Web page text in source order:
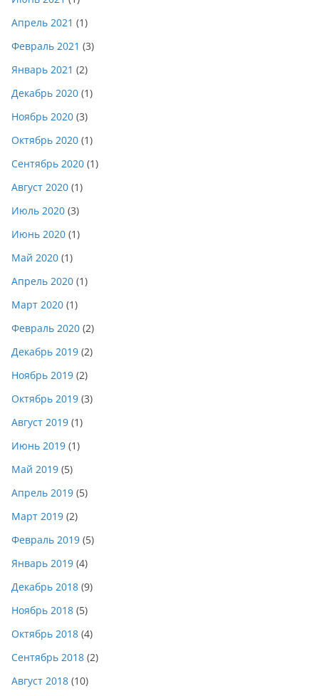
Апрель 2021 (1)
Февраль 2021 (3)
Январь 2021 (2)
Декабрь 2020 (1)
Ноябрь 2020 (3)
Октябрь 2020 (1)
Сентябрь 2020 (1)
Август 2020 (1)
Июль 2020 (3)
Июнь 2020 (1)
Май 2020 (1)
Апрель 2020 (1)
Март 2020 (1)
Февраль 2020 (2)
Декабрь 2019 (2)
Ноябрь 2019 (2)
Октябрь 2019 (3)
Август 2019 (1)
Июнь 2019 (1)
Май 2019 (5)
Апрель 2019 (5)
Март 2019 (2)
Февраль 2019 (5)
Январь 2019 (4)
Декабрь 2018 (9)
Ноябрь 2018 (5)
Октябрь 2018 (4)
Сентябрь 2018 (2)
Август 2018 (10)